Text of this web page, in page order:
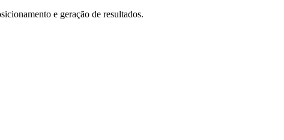
e geração de resultados.